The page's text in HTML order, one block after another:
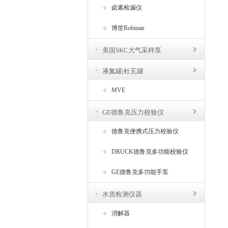
卤素检漏仪
博世Robinair
美国SKC大气采样泵
液氮罐|杜瓦罐
MVE
GE德鲁克压力校验仪
德鲁克便携式压力校验仪
DRUCK德鲁克多功能校验仪
GE德鲁克多功能手泵
水质检测仪器
消解器